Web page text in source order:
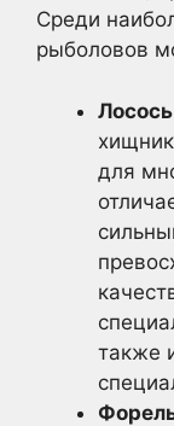
Среди
рыболовов
для
также